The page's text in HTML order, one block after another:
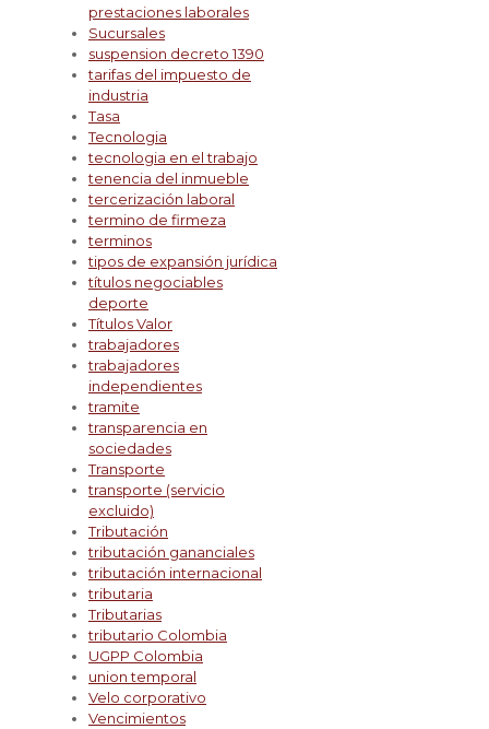
prestaciones laborales
Sucursales
suspension decreto 1390
tarifas del impuesto de
industria
Tasa
Tecnologia
tecnologia en el trabajo
tenencia del inmueble
tercerización laboral
termino de firmeza
terminos
tipos de expansión jurídica
títulos negociables
deporte
Títulos Valor
trabajadores
trabajadores
independientes
tramite
transparencia en
sociedades
Transporte
transporte (servicio
excluido)
Tributación
tributación gananciales
tributación internacional
tributaria
Tributarias
tributario Colombia
UGPP Colombia
union temporal
Velo corporativo
Vencimientos